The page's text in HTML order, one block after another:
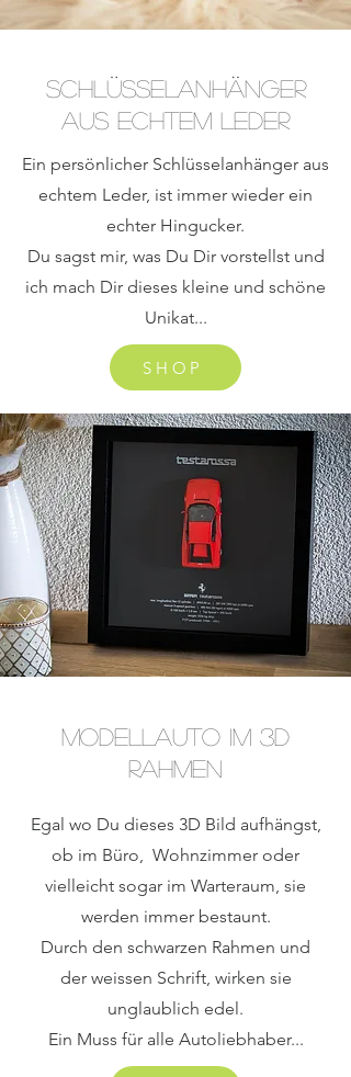
Schlüsselanhänger
aus echtem Leder
Ein persönlicher Schlüsselanhänger aus
echtem Leder, ist immer wieder ein
echter Hingucker.
Du sagst mir, was Du Dir vorstellst und
ich mach Dir dieses kleine und schöne
Unikat...
SHOP
Modellauto im 3D
Rahmen
Egal wo Du dieses 3D Bild aufhängst,
ob im Büro, Wohnzimmer oder
vielleicht sogar im Warteraum, sie
werden immer bestaunt.
Durch den schwarzen Rahmen und
der weissen Schrift, wirken sie
unglaublich edel.
Ein Muss für alle Autoliebhaber...